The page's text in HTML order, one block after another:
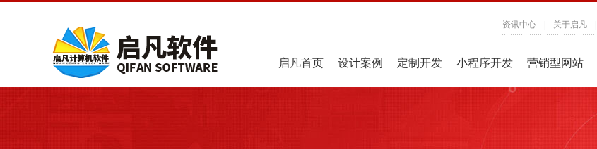
资讯中心 关于启凡
启凡首页 设计案例 定制开发 小程序开发 营销型网站